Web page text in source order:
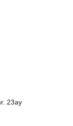
23ay